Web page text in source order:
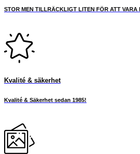
STOR MEN TILLRÄCKLIGT LITEN FÖR ATT VARA
Kvalité & säkerhet
Kvalité & Säkerhet sedan 1985!